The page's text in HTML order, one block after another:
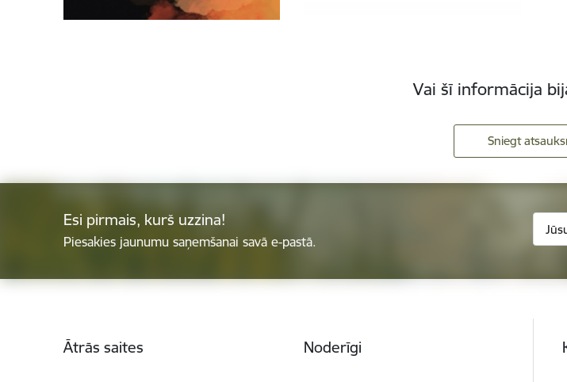
Vai šī informācija
Sniegt
Esi pirmais, kurš uzzina!
Piesakies jaunumu saņemšanai savā e-pastā.
Ātrās saites Noderīgi